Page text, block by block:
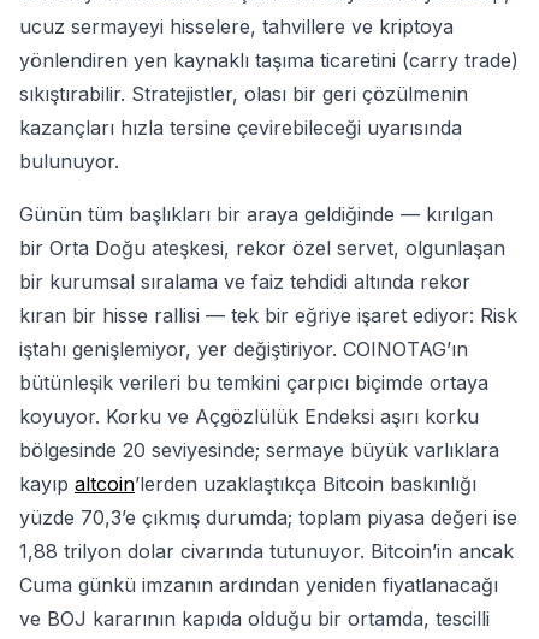
ucuz sermayeyi hisselere, tahvillere ve kriptoya
yönlendiren yen kaynaklı taşıma ticaretini (carry trade)
sıkıştırabilir. Stratejistler, olası bir geri çözülmenin
kazançları hızla tersine çevirebileceği uyarısında
bulunuyor.
Günün tüm başlıkları bir araya geldiğinde — kırılgan
bir Orta Doğu ateşkesi, rekor özel servet, olgunlaşan
bir kurumsal sıralama ve faiz tehdidi altında rekor
kıran bir hisse rallisi — tek bir eğriye işaret ediyor: Risk
iştahı genişlemiyor, yer değiştiriyor. COINOTAG’ın
bütünleşik verileri bu temkini çarpıcı biçimde ortaya
koyuyor. Korku ve Açgözlülük Endeksi aşırı korku
bölgesinde 20 seviyesinde; sermaye büyük varlıklara
kayıp altcoin’lerden uzaklaştıkça Bitcoin baskınlığı
yüzde 70,3’e çıkmış durumda; toplam piyasa değeri ise
1,88 trilyon dolar civarında tutunuyor. Bitcoin’in ancak
Cuma günkü imzanın ardından yeniden fiyatlanacağı
ve BOJ kararının kapıda olduğu bir ortamda, tescilli